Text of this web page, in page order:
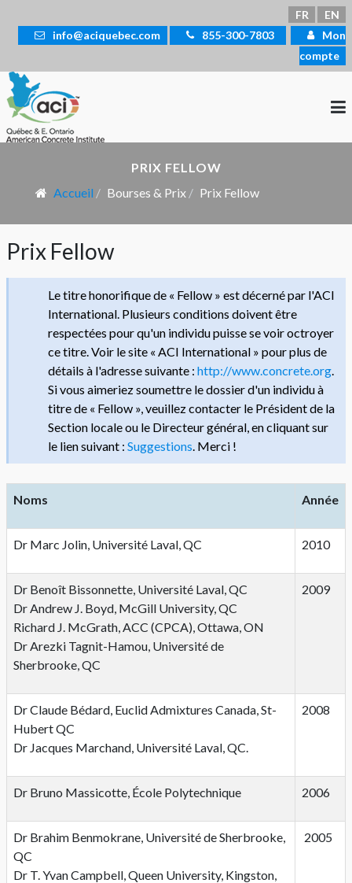
FR
EN
info@aciquebec.com
855-300-7803
Mon
compte
PRIX FELLOW
Accueil
Bourses & Prix Prix Fellow
Prix Fellow
Le titre honorifique de « Fellow » est décerné par l'ACI
International. Plusieurs conditions doivent être
respectées pour qu'un individu puisse se voir octroyer
ce titre. Voir le site « ACI International » pour plus de
détails à l'adresse suivante : http://www.concrete.org.
Si vous aimeriez soumettre le dossier d'un individu à
titre de « Fellow », veuillez contacter le Président de la
Section locale ou le Directeur général, en cliquant sur
le lien suivant : Suggestions. Merci !
Noms Année
Dr Marc Jolin, Université Laval, QC 2010
Dr Benoît Bissonnette, Université Laval, QC
Dr Andrew J. Boyd, McGill University, QC
Richard J. McGrath, ACC (CPCA), Ottawa, ON
Dr Arezki Tagnit-Hamou, Université de
Sherbrooke, QC
2009
Dr Claude Bédard, Euclid Admixtures Canada, St-
Hubert QC
Dr Jacques Marchand, Université Laval, QC.
2008
Dr Bruno Massicotte, École Polytechnique 2006
Dr Brahim Benmokrane, Université de Sherbrooke,
QC
Dr T. Yvan Campbell, Queen University, Kingston,
2005